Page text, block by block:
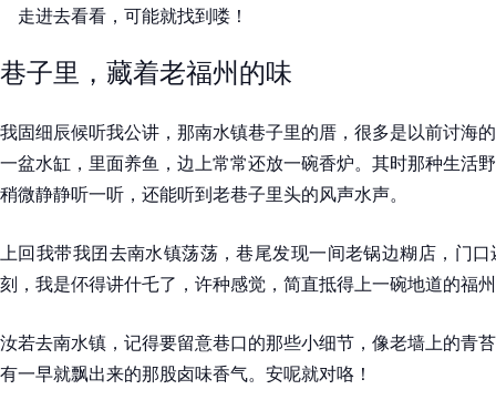
走进去看看，可能就找到喽！
巷子里，藏着老福州的味
我固细辰候听我公讲，那南水镇巷子里的厝，很多是以前讨海
一盆水缸，里面养鱼，边上常常还放一碗香炉。其时那种生活
稍微静静听一听，还能听到老巷子里头的风声水声。
上回我带我囝去南水镇荡荡，巷尾发现一间老锅边糊店，门
刻，我是伓得讲什乇了，许种感觉，简直抵得上一碗地道的福
汝若去南水镇，记得要留意巷口的那些小细节，像老墙上的青
有一早就飘出来的那股卤味香气。安呢就对咯！